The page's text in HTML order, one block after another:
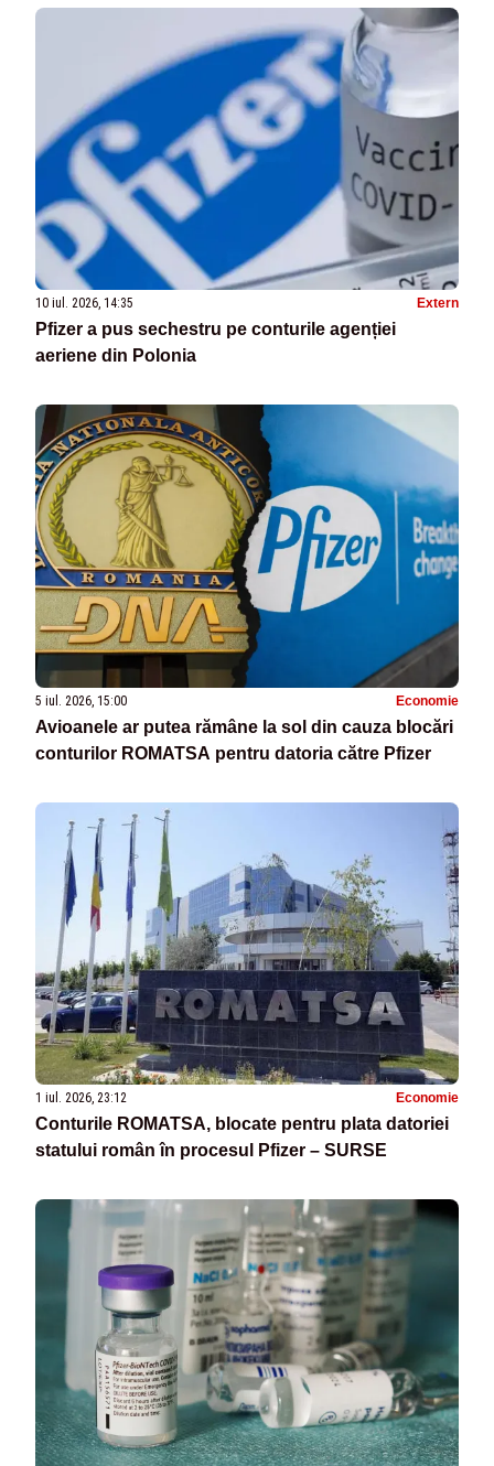
10 iul. 2026, 14:35 Extern
Pfizer a pus sechestru pe conturile agenției
aeriene din Polonia
5 iul. 2026, 15:00 Economie
Avioanele ar putea rămâne la sol din cauza blocări
conturilor ROMATSA pentru datoria către Pfizer
1 iul. 2026, 23:12 Economie
Conturile ROMATSA, blocate pentru plata datoriei
statului român în procesul Pfizer – SURSE